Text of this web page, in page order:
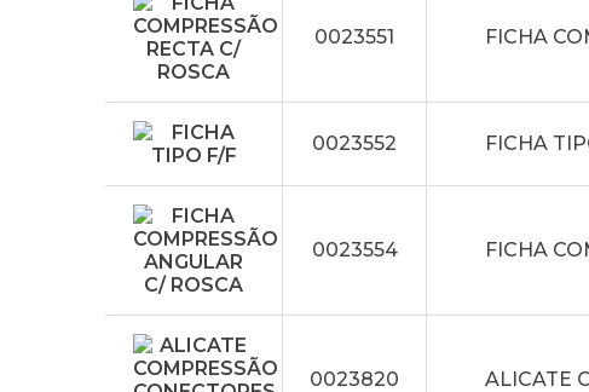
0023551 FICHA
0023552 FICHA
0023554 FICHA
0023820 ALICATE